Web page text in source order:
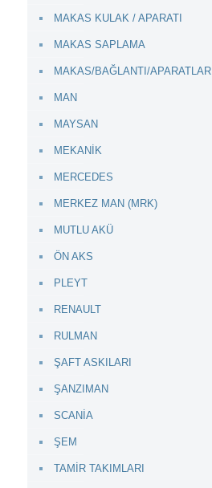
MAKAS KULAK / APARATI
MAKAS SAPLAMA
MAKAS/BAĞLANTI/APARATLAR
MAN
MAYSAN
MEKANİK
MERCEDES
MERKEZ MAN (MRK)
MUTLU AKÜ
ÖN AKS
PLEYT
RENAULT
RULMAN
ŞAFT ASKILARI
ŞANZIMAN
SCANİA
ŞEM
TAMİR TAKIMLARI